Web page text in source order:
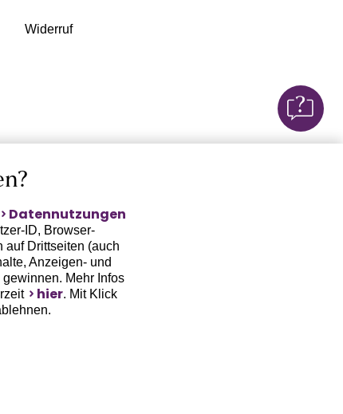
Widerruf
Datennutzungen
ID, Browser-
auf Drittseiten (auch
Anzeigen- und
Mehr Infos
hier. Mit Klick
oder die
auch zu eigenen